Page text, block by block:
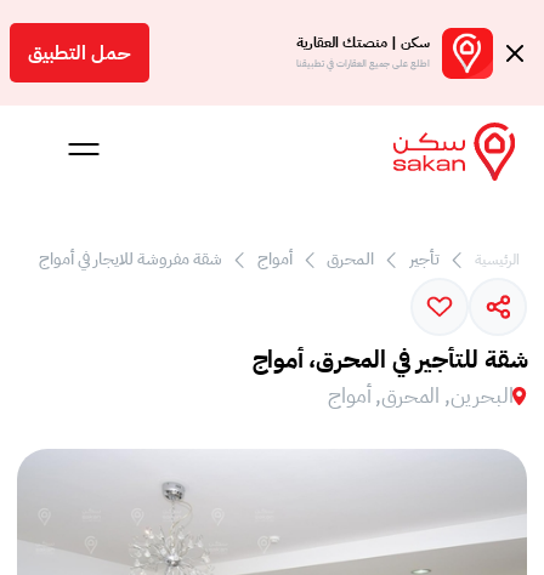
سكن | منصتك العقارية
اطلع على جميع العقارات في تطبيقنا حمل التطبيق
الرئيسية تأجير المحرق أمواج شقة مفروشة للايجار في أمواج
شقة للتأجير في المحرق، أمواج
البحرين, المحرق, أمواج